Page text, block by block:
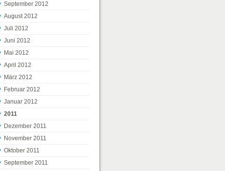
September 2012
August 2012
Juli 2012
Juni 2012
Mai 2012
April 2012
März 2012
Februar 2012
Januar 2012
2011
Dezember 2011
November 2011
Oktober 2011
September 2011